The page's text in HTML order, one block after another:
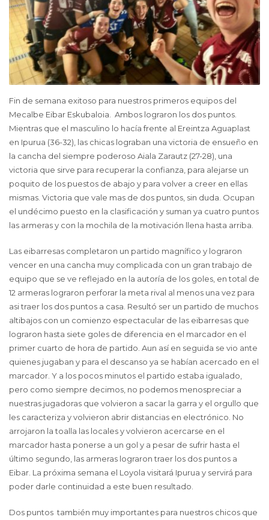
Fin de semana exitoso para nuestros primeros equipos del
Mecalbe Eibar Eskubaloia. Ambos lograron los dos puntos.
Mientras que el masculino lo hacía frente al Ereintza Aguaplast
en Ipurua (36-32), las chicas lograban una victoria de ensueño en
la cancha del siempre poderoso Aiala Zarautz (27-28), una
victoria que sirve para recuperar la confianza, para alejarse un
poquito de los puestos de abajo y para volver a creer en ellas
mismas. Victoria que vale mas de dos puntos, sin duda. Ocupan
el undécimo puesto en la clasificación y suman ya cuatro puntos
las armeras y con la mochila de la motivación llena hasta arriba.
Las eibarresas completaron un partido magnífico y lograron
vencer en una cancha muy complicada con un gran trabajo de
equipo que se ve reflejado en la autoría de los goles, en total de
12 armeras lograron perforar la meta rival al menos una vez para
asi traer los dos puntos a casa. Resultó ser un partido de muchos
altibajos con un comienzo espectacular de las eibarresas que
lograron hasta siete goles de diferencia en el marcador en el
primer cuarto de hora de partido. Aun así en seguida se vio ante
quienes jugaban y para el descanso ya se habían acercado en el
marcador. Y a los pocos minutos el partido estaba igualado,
pero como siempre decimos, no podemos menospreciar a
nuestras jugadoras que volvieron a sacar la garra y el orgullo que
les caracteriza y volvieron abrir distancias en electrónico. No
arrojaron la toalla las locales y volvieron acercarse en el
marcador hasta ponerse a un gol y a pesar de sufrir hasta el
último segundo, las armeras lograron traer los dos puntos a
Eibar. La próxima semana el Loyola visitará Ipurua y servirá para
poder darle continuidad a este buen resultado.
Dos puntos también muy importantes para nuestros chicos que